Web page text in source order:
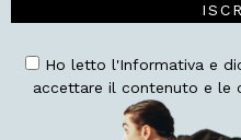
Ho letto l'Informativa e
accettare il contenuto e le